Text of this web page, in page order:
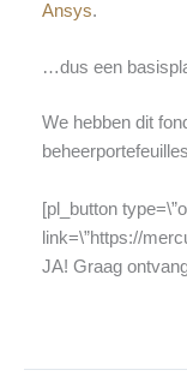
Ansys.
…dus een
We hebben dit
[pl_button
link=\”https://
JA! Graag